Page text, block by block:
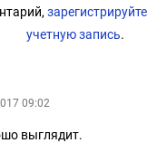
учетную запись.
09:02
выглядит.